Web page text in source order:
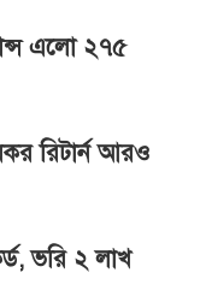
এলো ২৭৫
রিটার্ন আরও
ভরি ২ লাখ